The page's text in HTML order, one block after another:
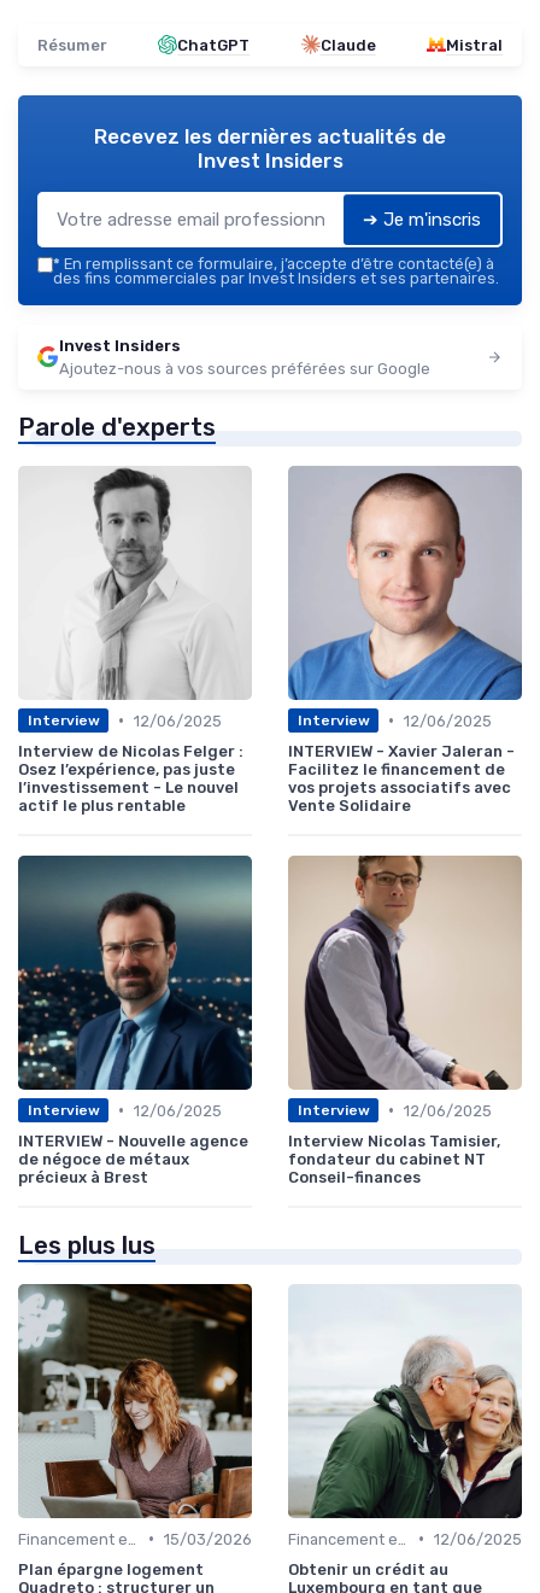
Résumer ChatGPT Claude Mistral
Recevez les dernières actualités de
Invest Insiders
➔ Je m'inscris
* En remplissant ce formulaire, j’accepte d’être contacté(e) à
des fins commerciales par Invest Insiders et ses partenaires.
Invest Insiders
Ajoutez-nous à vos sources préférées sur Google
Parole d'experts
Interview • 12/06/2025
Interview de Nicolas Felger :
Osez l’expérience, pas juste
l’investissement - Le nouvel
actif le plus rentable
Interview • 12/06/2025
INTERVIEW - Xavier Jaleran -
Facilitez le financement de
vos projets associatifs avec
Vente Solidaire
Interview • 12/06/2025
INTERVIEW - Nouvelle agence
de négoce de métaux
précieux à Brest
Interview • 12/06/2025
Interview Nicolas Tamisier,
fondateur du cabinet NT
Conseil-finances
Les plus lus
• 15/03/2026
Plan épargne logement
Quadreto : structurer un
• 12/06/2025
Obtenir un crédit au
Luxembourg en tant que